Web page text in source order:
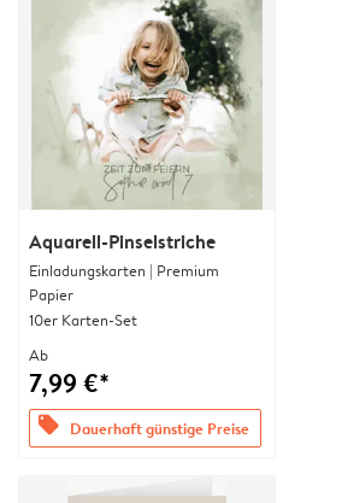
Aquarell-Pinselstriche
Einladungskarten | Premium
Papier
10er Karten-Set
Ab
7,99 €*
offers Dauerhaft günstige Preise